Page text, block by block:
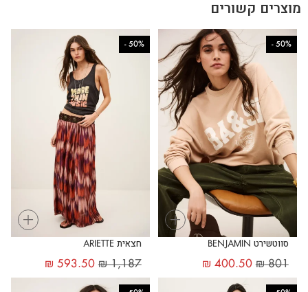
מוצרים קשורים
+
50%
-
סווטשירט BENJAMIN
₪801
₪ 400.50
+
50%
-
חצאית ARIETTE
₪1,187
₪ 593.50